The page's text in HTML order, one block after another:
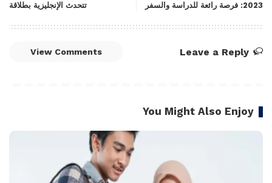
2023: فرصة رائعة للدراسة والسفر
تتحدث الإنجليزية بطلاقة
Leave a Reply
View Comments
You Might Also Enjoy